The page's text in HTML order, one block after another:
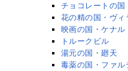
チョコレートの国
花の精の国・ヴィ
映画の国・ケナル
トルークビル
湯元の国・廻天
毒薬の国・ファル